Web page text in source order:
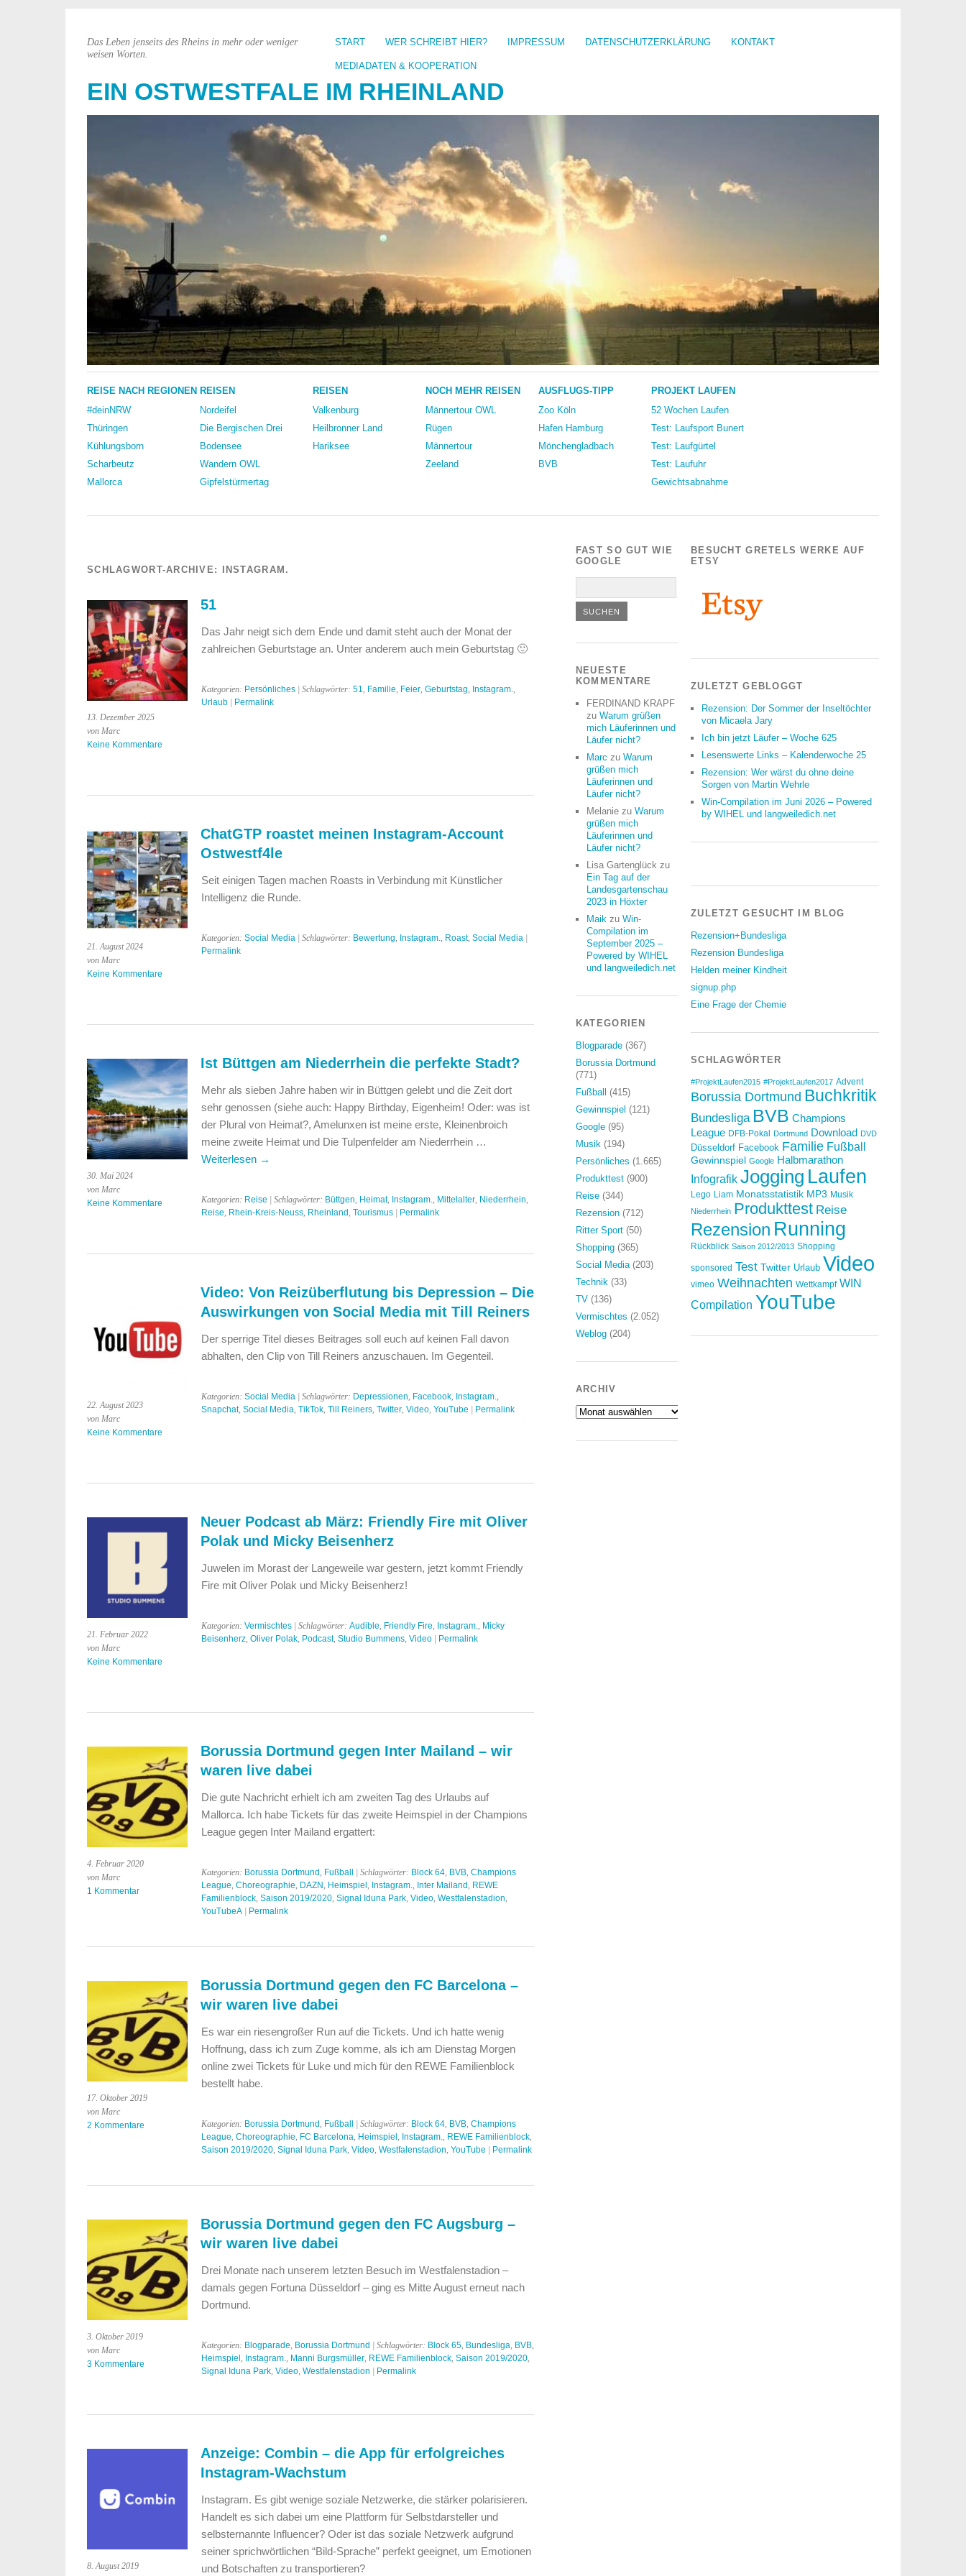
START WER SCHREIBT HIER? IMPRESSUM DATENSCHUTZERKLÄRUNG KONTAKT
MEDIADATEN & KOOPERATION
EIN OSTWESTFALE IM RHEINLAND
Das Leben jenseits des Rheins in mehr oder weniger
weisen Worten.
REISE NACH REGIONEN
#deinNRW
Thüringen
Kühlungsborn
Scharbeutz
Mallorca
REISEN
Nordeifel
Die Bergischen Drei
Bodensee
Wandern OWL
Gipfelstürmertag
REISEN
Valkenburg
Heilbronner Land
Hariksee
NOCH MEHR REISEN
Männertour OWL
Rügen
Männertour
Zeeland
AUSFLUGS-TIPP
Zoo Köln
Hafen Hamburg
Mönchengladbach
BVB
PROJEKT LAUFEN
52 Wochen Laufen
Test: Laufsport Bunert
Test: Laufgürtel
Test: Laufuhr
Gewichtsabnahme
SCHLAGWORT-ARCHIVE: INSTAGRAM.
13. Dezember 2025
von Marc
Keine Kommentare
51
Das Jahr neigt sich dem Ende und damit steht auch der Monat der
zahlreichen Geburtstage an. Unter anderem auch mein Geburtstag 🙂
Kategorien: Persönliches| Schlagwörter: 51, Familie, Feier, Geburtstag, Instagram.,
Urlaub| Permalink
21. August 2024
von Marc
Keine Kommentare
ChatGTP roastet meinen Instagram-Account
Ostwestf4le
Seit einigen Tagen machen Roasts in Verbindung mit Künstlicher
Intelligenz die Runde.
Kategorien: Social Media | Schlagwörter: Bewertung Instagram. Roast, Social Media |
Permalink
30. Mai 2024
von Marc
Keine Kommentare
Ist Büttgen am Niederrhein die perfekte Stadt?
Mehr als sieben Jahre haben wir in Büttgen gelebt und die Zeit dort
sehr genossen (siehe auch: Happy Birthday, Eigenheim! Oder: was ist
der Plural von Heimat?, Amelunxen ist meine erste, Kleinenbroich
meine zweite Heimat und Die Tulpenfelder am Niederrhein …
Weiterlesen →
Kategorien: Reise | Schlagwörter: Büttgen Heimat, Instagram. Mittelalter, Niederrhein
Reise Rhein-Kreis-Neuss, Rheinland Tourismus| Permalink
22. August 2023
von Marc
Keine Kommentare
Video: Von Reizüberflutung bis Depression – Die
Auswirkungen von Social Media mit Till Reiners
Der sperrige Titel dieses Beitrages soll euch auf keinen Fall davon
abhalten, den Clip von Till Reiners anzuschauen. Im Gegenteil.
Kategorien: Social Media | Schlagwörter: Depressionen Facebook, Instagram.
Snapchat, Social Media TikTok, Till Reiners, Twitter, Video, YouTube | Permalink
21. Februar 2022
von Marc
Keine Kommentare
Neuer Podcast ab März: Friendly Fire mit Oliver
Polak und Micky Beisenherz
Juwelen im Morast der Langeweile war gestern, jetzt kommt Friendly
Fire mit Oliver Polak und Micky Beisenherz!
Kategorien: Vermischtes| Schlagwörter: Audible Friendly Fire Instagram.
Micky
Beisenherz, Oliver Polak, Podcast, Studio Bummens, Video| Permalink
4. Februar 2020
von Marc
1 Kommentar
Borussia Dortmund gegen Inter Mailand – wir
waren live dabei
Die gute Nachricht erhielt ich am zweiten Tag des Urlaubs auf
Mallorca. Ich habe Tickets für das zweite Heimspiel in der Champions
League gegen Inter Mailand ergattert:
Kategorien: Borussia Dortmund Fußball | Schlagwörter: Block 64, BVB, Champions
League Choreographie DAZN Heimspiel Instagram. Inter Mailand REWE
Familienblock, Saison 2019/2020, Signal Iduna Park, Video, Westfalenstadion
YouTubeA| Permalink
17. Oktober 2019
von Marc
2 Kommentare
Borussia Dortmund gegen den FC Barcelona –
wir waren live dabei
Es war ein riesengroßer Run auf die Tickets. Und ich hatte wenig
Hoffnung, dass ich zum Zuge komme, als ich am Dienstag Morgen
online zwei Tickets für Luke und mich für den REWE Familienblock
bestellt habe.
Kategorien: Borussia Dortmund Fußball | Schlagwörter: Block 64, BVB, Champions
League Choreographie FC Barcelona Heimspiel Instagram. REWE Familienblock,
Saison 2019/2020, Signal Iduna Park, Video, Westfalenstadion YouTube | Permalink
3. Oktober 2019
von Marc
3 Kommentare
Borussia Dortmund gegen den FC Augsburg –
wir waren live dabei
Drei Monate nach unserem letzten Besuch im Westfalenstadion –
damals gegen Fortuna Düsseldorf – ging es Mitte August erneut nach
Dortmund.
Kategorien: Blogparade Borussia Dortmund | Schlagwörter: Block 65, Bundesliga BVB,
Heimspiel Instagram. Manni Burgsmüller, REWE Familienblock, Saison 2019/2020,
Signal Iduna Park, Video, Westfalenstadion | Permalink
8. August 2019
Anzeige: Combin – die App für erfolgreiches
Instagram-Wachstum
Instagram. Es gibt wenige soziale Netzwerke, die stärker polarisieren.
Handelt es sich dabei um eine Plattform für Selbstdarsteller und
selbsternannte Influencer? Oder ist das soziale Netzwerk aufgrund
seiner sprichwörtlichen “Bild-Sprache” perfekt geeignet, um Emotionen
und Botschaften zu transportieren?
FAST SO GUT WIE
GOOGLE
NEUESTE
KOMMENTARE
FERDINAND KRAPF
zu Warum grüßen
mich Läuferinnen und
Läufer nicht?
Marc zu Warum
grüßen mich
Läuferinnen und
Läufer nicht?
Melaniezu Warum
grüßen mich
Läuferinnen und
Läufer nicht?
Lisa Gartenglück zu
Ein Tag auf der
Landesgartenschau
2023 in Höxter
Maik zu Win-
Compilation im
September 2025 –
Powered by WIHEL
und langweiledich.net
KATEGORIEN
Blogparade(367)
Borussia Dortmund
(771)
Fußball
(415)
Gewinnspiel (121)
Google(95)
Musik (194)
Persönliches (1.665)
Produkttest(900)
Reise(344)
Rezension(712)
Ritter Sport(50)
Shopping(365)
Social Media(203)
Technik (33)
TV(136)
Vermischtes (2.052)
Weblog(204)
ARCHIV
Archiv
BESUCHT GRETELS WERKE AUF
ETSY
ZULETZT GEBLOGGT
Rezension: Der Sommer der Inseltöchter
von Micaela Jary
Ich bin jetzt Läufer – Woche 625
Lesenswerte Links – Kalenderwoche 25
Rezension: Wer wärst du ohne deine
Sorgen von Martin Wehrle
Win-Compilation im Juni 2026 – Powered
by WIHEL und langweiledich.net
ZULETZT GESUCHT IM BLOG
Rezension+Bundesliga
Rezension Bundesliga
Helden meiner Kindheit
signup.php
Eine Frage der Chemie
SCHLAGWÖRTER
#ProjektLaufen2015 #ProjektLaufen2017 Advent
Borussia Dortmund Buchkritik
Bundesliga BVB Champions
League DFB-Pokal Dortmund Download DVD
Düsseldorf Facebook Familie Fußball
Gewinnspiel Google Halbmarathon
Infografik Jogging Laufen
Lego Liam Monatsstatistik MP3 Musik
Niederrhein Produkttest Reise
Rezension Running
Rückblick Saison 2012/2013 Shopping
sponsored Test Twitter Urlaub Video
vimeo Weihnachten Wettkampf WIN
Compilation YouTube